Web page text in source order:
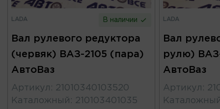
LADA В наличии
Вал рулевого редуктора
(червяк) ВАЗ-2105 (пара)
АвтоВаз
Артикул : 21010340103520
Каталожный : 210103401035
LADA
Вал
рулю)
АвтоВаз
Артикул :